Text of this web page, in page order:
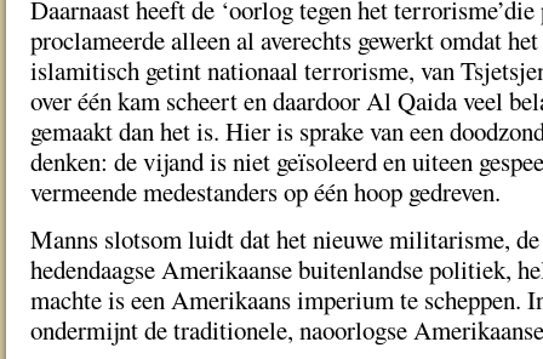
Daarnaast heeft de ‘oorlog tegen het
proclameerde alleen al averechts gewerkt omdat
islamitisch getint nationaal terrorisme, van
over één kam scheert en daardoor Al Qaida veel
gemaakt dan het is. Hier is sprake van een
denken: de vijand is niet geïsoleerd en uiteen
vermeende medestanders op één hoop gedreven.
Manns slotsom luidt dat het nieuwe militarisme,
hedendaagse Amerikaanse buitenlandse politiek,
machte is een Amerikaans imperium te scheppen.
ondermijnt de traditionele, naoorlogse